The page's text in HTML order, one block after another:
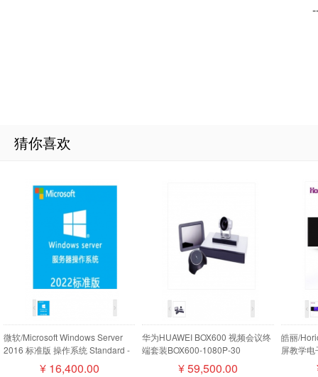
猜你喜欢
微软/Microsoft Windows Server
2016 标准版 操作系统 Standard -
16 Core License Pack
¥16,400.00
华为HUAWEI BOX600 视频会议终
端套装BOX600-1080P-30
camera200摄像机MIC500全向麦
¥59,500.00
皓丽/
屏教学